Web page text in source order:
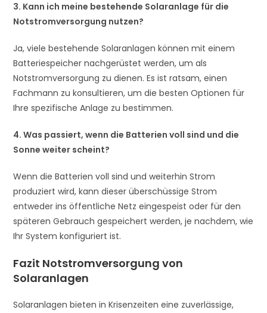
3. Kann ich meine bestehende Solaranlage für die
Notstromversorgung nutzen?
Ja, viele bestehende Solaranlagen können mit einem
Batteriespeicher nachgerüstet werden, um als
Notstromversorgung zu dienen. Es ist ratsam, einen
Fachmann zu konsultieren, um die besten Optionen für
Ihre spezifische Anlage zu bestimmen.
4. Was passiert, wenn die Batterien voll sind und die
Sonne weiter scheint?
Wenn die Batterien voll sind und weiterhin Strom
produziert wird, kann dieser überschüssige Strom
entweder ins öffentliche Netz eingespeist oder für den
späteren Gebrauch gespeichert werden, je nachdem, wie
Ihr System konfiguriert ist.
Fazit Notstromversorgung von
Solaranlagen
Solaranlagen bieten in Krisenzeiten eine zuverlässige,